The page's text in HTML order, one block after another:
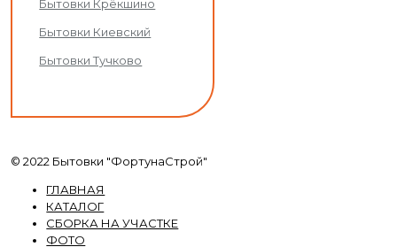
Бытовки Крёкшино
Бытовки Киевский
Бытовки Тучково
© 2022 Бытовки "ФортунаСтрой"
ГЛАВНАЯ
КАТАЛОГ
СБОРКА НА УЧАСТКЕ
ФОТО